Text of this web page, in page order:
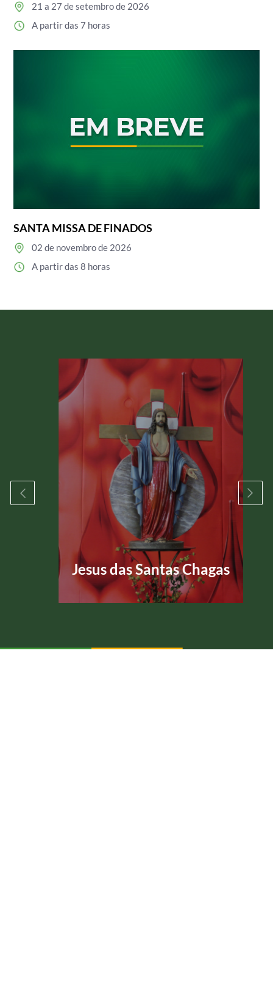
21 a 27 de setembro de 2026
A partir das 7 horas
SANTA MISSA DE FINADOS
02 de novembro de 2026
A partir das 8 horas
Jesus das Santas Chagas